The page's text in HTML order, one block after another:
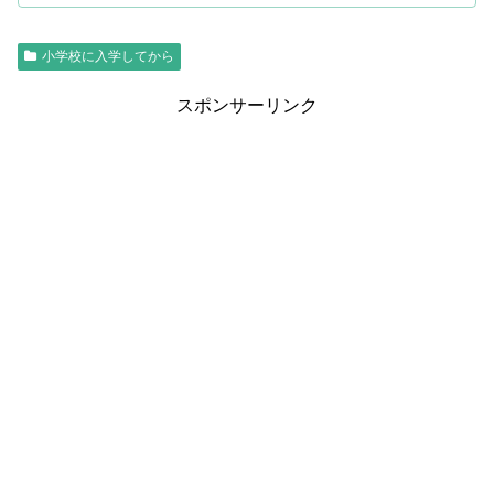
小学校に入学してから
スポンサーリンク